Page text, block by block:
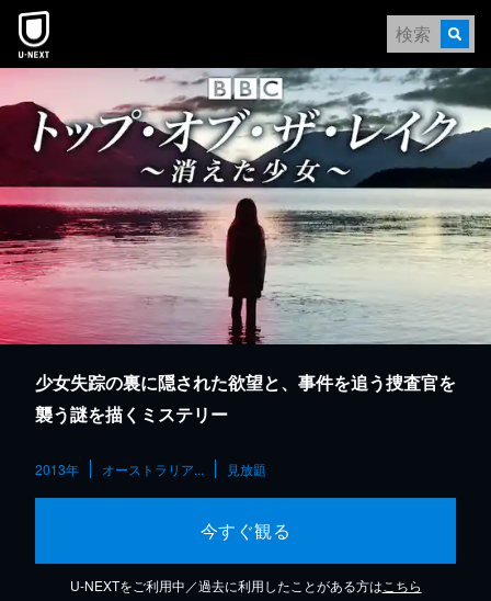
本文へスキップ
少女失踪の裏に隠された欲望と、事件を追う捜査官を
襲う謎を描くミステリー
2013年 オーストラリア... 見放題
今すぐ観る
U-NEXTをご利用中／過去に利用したことがある方は こちら